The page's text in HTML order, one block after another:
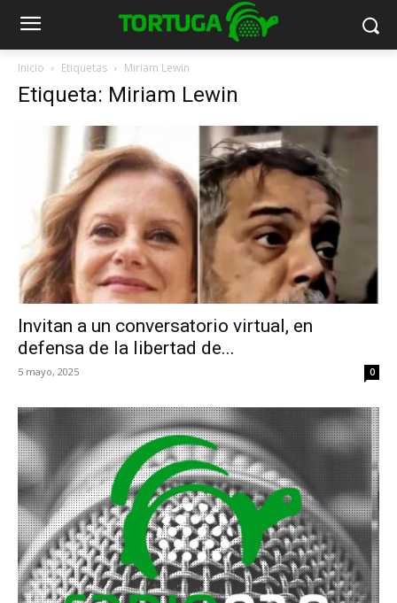
Inicio Etiquetas Miriam Lewin
Etiqueta: Miriam Lewin
Invitan a un conversatorio virtual, en
defensa de la libertad de...
5 mayo, 2025 0